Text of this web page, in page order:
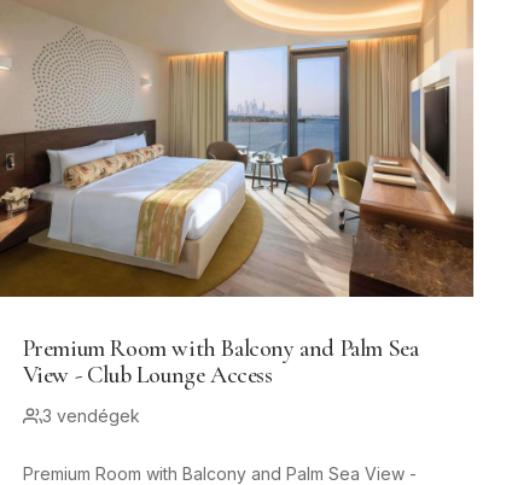
Premium Room with Balcony and Palm Sea
View - Club Lounge Access
3 vendégek
Premium Room with Balcony and Palm Sea View -